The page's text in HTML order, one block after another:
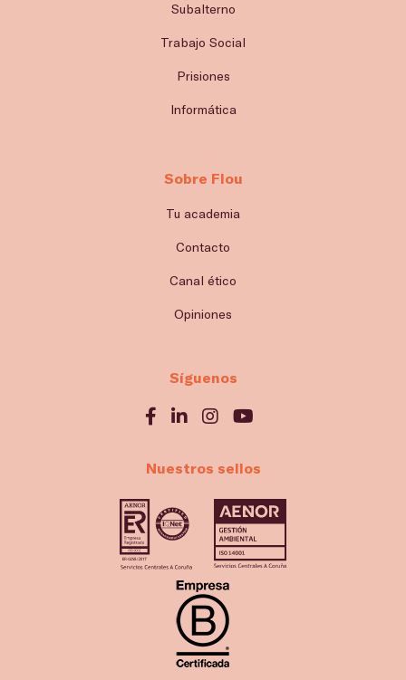
Subalterno
Trabajo Social
Prisiones
Informática
Sobre Flou
Tu academia
Contacto
Canal ético
Opiniones
Síguenos
Nuestros sellos